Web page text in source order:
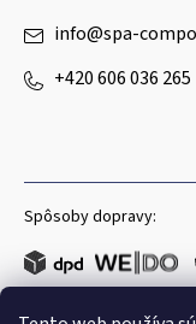
info@spa-
+420 606 036 265
Spôsoby dopravy: